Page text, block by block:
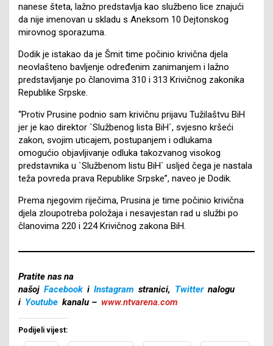
nanese šteta, lažno predstavlja kao službeno lice znajući
da nije imenovan u skladu s Aneksom 10 Dejtonskog
mirovnog sporazuma.
Dodik je istakao da je Šmit time počinio krivična djela
neovlašteno bavljenje određenim zanimanjem i lažno
predstavljanje po članovima 310 i 313 Krivičnog zakonika
Republike Srpske.
“Protiv Prusine podnio sam krivičnu prijavu Tužilaštvu BiH
jer je kao direktor `Službenog lista BiH`, svjesno kršeći
zakon, svojim uticajem, postupanjem i odlukama
omogućio objavljivanje odluka takozvanog visokog
predstavnika u `Službenom listu BiH` usljed čega je nastala
teža povreda prava Republike Srpske”, naveo je Dodik.
Prema njegovim riječima, Prusina je time počinio krivična
djela zloupotreba položaja i nesavjestan rad u službi po
članovima 220 i 224 Krivičnog zakona BiH.
Pratite nas na
našoj Facebook i Instagram stranici, Twitter nalogu
i Youtube kanalu – www.ntvarena.com
Podijeli vijest: